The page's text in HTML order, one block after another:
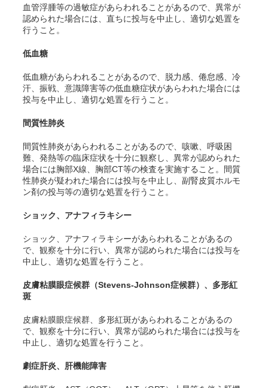
血管浮腫等の過敏症があらわれることがあるので、異常が
認められた場合には、直ちに投与を中止し、適切な処置を
行うこと。
低血糖
低血糖があらわれることがあるので、脱力感、倦怠感、冷
汗、振戦、意識障害等の低血糖症状があらわれた場合には
投与を中止し、適切な処置を行うこと。
間質性肺炎
間質性肺炎があらわれることがあるので、咳嗽、呼吸困
難、発熱等の臨床症状を十分に観察し、異常が認められた
場合には胸部X線、胸部CT等の検査を実施すること。間質
性肺炎が疑われた場合には投与を中止し、副腎皮質ホルモ
ン剤の投与等の適切な処置を行うこと。
ショック、アナフィラキシー
ショック、アナフィラキシーがあらわれることがあるの
で、観察を十分に行い、異常が認められた場合には投与を
中止し、適切な処置を行うこと。
皮膚粘膜眼症候群（Stevens-Johnson症候群）、多形紅
斑
皮膚粘膜眼症候群、多形紅斑があらわれることがあるの
で、観察を十分に行い、異常が認められた場合には投与を
中止し、適切な処置を行うこと。
劇症肝炎、肝機能障害